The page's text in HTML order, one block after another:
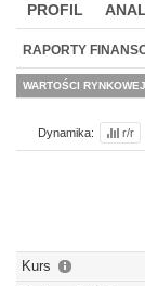
PROFIL
BR LAB
RAPORTY
WARTOŚCI RYNKOWEJ
Dynamika: r/r
Kurs